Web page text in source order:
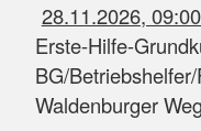
28.11.2026,
Erste-Hilfe-
BG/
Waldenburger